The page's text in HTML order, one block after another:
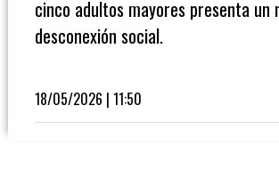
Fútbol
Biblioteca
cinco adultos mayores presenta un
desconexión social.
18/05/2026 | 11:50